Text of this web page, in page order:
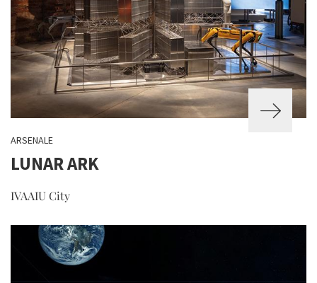
ARSENALE
LUNAR ARK
IVAAIU City